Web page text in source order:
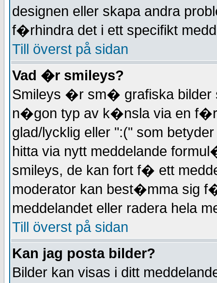
designen eller skapa andra
f�rhindra det i ett specifikt
Till överst på sidan
Vad �r smileys?
Smileys �r sm� grafiska
n�gon typ av k�nsla via en
glad/lycklig eller ":(" som
hitta via nytt meddelande
smileys, de kan fort f� ett
moderator kan best�mma sig
meddelandet eller radera hela
Till överst på sidan
Kan jag posta bilder?
Bilder kan visas i ditt